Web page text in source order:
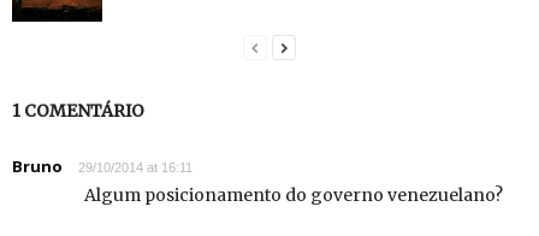
1 COMENTÁRIO
Bruno 29/10/2014 at 16:11
Algum posicionamento do governo venezuelano?